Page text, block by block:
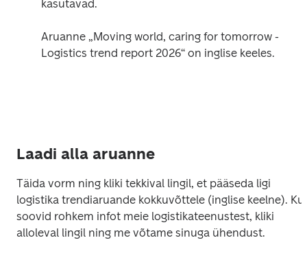
kasutavad.
Aruanne „Moving world, caring for tomorrow -
Logistics trend report 2026“ on inglise keeles.
Laadi alla aruanne
Täida vorm ning kliki tekkival lingil, et pääseda ligi
logistika trendiaruande kokkuvõttele (inglise keelne). Kui
soovid rohkem infot meie logistikateenustest, kliki
alloleval lingil ning me võtame sinuga ühendust.